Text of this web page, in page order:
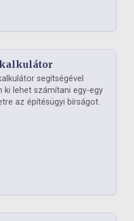
segítségével
ki lehet számítani egy-egy
az építésügyi bírságot.